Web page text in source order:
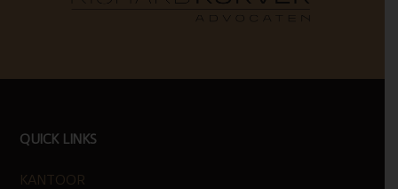
FOOTER
QUICK LINKS
KANTOOR